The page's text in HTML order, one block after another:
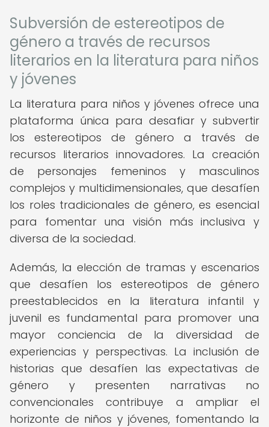
Subversión de estereotipos de
género a través de recursos
literarios en la literatura para niños
y jóvenes
La literatura para niños y jóvenes ofrece una
plataforma única para desafiar y subvertir
los estereotipos de género a través de
recursos literarios innovadores. La creación
de personajes femeninos y masculinos
complejos y multidimensionales, que desafíen
los roles tradicionales de género, es esencial
para fomentar una visión más inclusiva y
diversa de la sociedad.
Además, la elección de tramas y escenarios
que desafíen los estereotipos de género
preestablecidos en la literatura infantil y
juvenil es fundamental para promover una
mayor conciencia de la diversidad de
experiencias y perspectivas. La inclusión de
historias que desafíen las expectativas de
género y presenten narrativas no
convencionales contribuye a ampliar el
horizonte de niños y jóvenes, fomentando la